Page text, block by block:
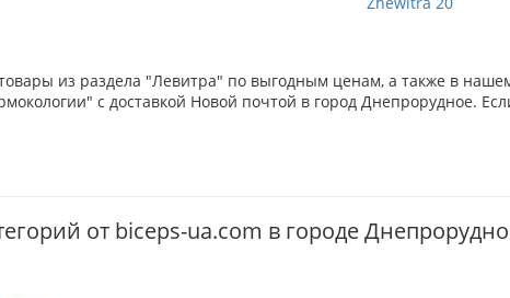
из раздела "Левитра" по выгодным ценам, а также в
с доставкой Новой почтой в город Днепрорудное.
от biceps-ua.com в городе